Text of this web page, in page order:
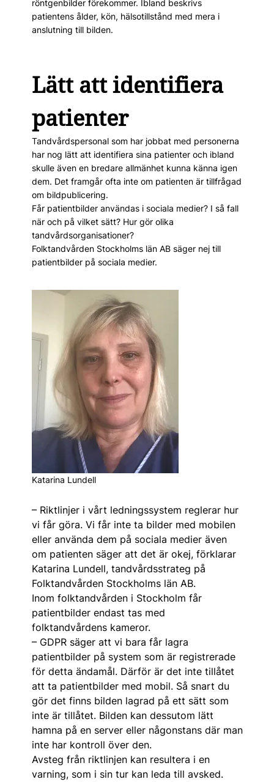
röntgenbilder förekommer. Ibland beskrivs
patientens ålder, kön, hälsotillstånd med mera i
anslutning till bilden.
Lätt att identifiera
patienter
Tandvårdspersonal som har jobbat med personerna
har nog lätt att identifiera sina patienter och ibland
skulle även en bredare allmänhet kunna känna igen
dem. Det framgår ofta inte om patienten är tillfrågad
om bildpublicering.
Får patientbilder användas i sociala medier? I så fall
när och på vilket sätt? Hur gör olika
tandvårdsorganisationer?
Folktandvården Stockholms län AB säger nej till
patientbilder på sociala medier.
Katarina Lundell
– Riktlinjer i vårt ledningssystem reglerar hur
vi får göra. Vi får inte ta bilder med mobilen
eller använda dem på sociala medier även
om patienten säger att det är okej, förklarar
Katarina Lundell, tandvårdsstrateg på
Folktandvården Stockholms län AB.
Inom folktandvården i Stockholm får
patientbilder endast tas med
folktandvårdens kameror.
– GDPR säger att vi bara får lagra
patientbilder på system som är registrerade
för detta ändamål. Därför är det inte tillåtet
att ta patientbilder med mobil. Så snart du
gör det finns bilden lagrad på ett sätt som
inte är tillåtet. Bilden kan dessutom lätt
hamna på en server eller någonstans där man
inte har kontroll över den.
Avsteg från riktlinjen kan resultera i en
varning, som i sin tur kan leda till avsked.